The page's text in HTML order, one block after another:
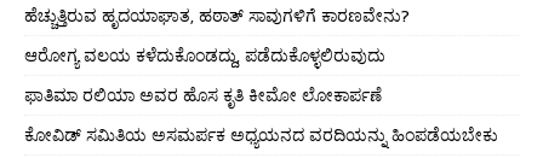
ಹೆಚ್ಚುತ್ತಿರುವ ಹೃದಯಾಘಾತ, ಹಠಾತ್ ಸಾವುಗಳಿಗೆ ಕಾರಣವೇನು?
ಆರೋಗ್ಯ ವಲಯ ಕಳೆದುಕೊಂಡದ್ದು, ಪಡೆದುಕೊಳ್ಳಲಿರುವುದು
ಫಾತಿಮಾ ರಲಿಯಾ ಅವರ ಹೊಸ ಕೃತಿ ಕೀಮೋ ಲೋಕಾರ್ಪಣೆ
ಕೋವಿಡ್ ಸಮಿತಿಯ ಅಸಮರ್ಪಕ ಅಧ್ಯಯನದ ವರದಿಯನ್ನು ಹಿಂಪಡೆಯಬೇಕು